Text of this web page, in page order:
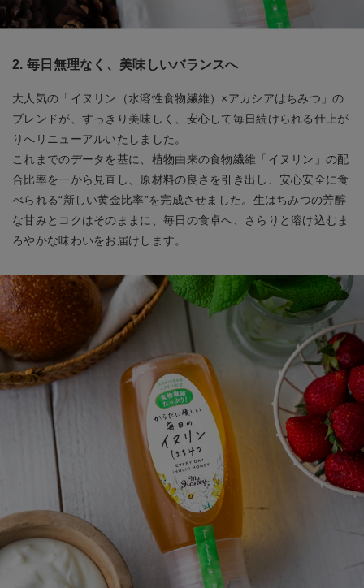
2. 毎日無理なく、美味しいバランスへ
大人気の「イヌリン（水溶性食物繊維）×アカシアはちみつ」の
ブレンドが、すっきり美味しく、安心して毎日続けられる仕上が
りへリニューアルいたしました。
これまでのデータを基に、植物由来の食物繊維「イヌリン」の配
合比率を一から見直し、原材料の良さを引き出し、安心安全に食
べられる“新しい黄金比率”を完成させました。生はちみつの芳醇
な甘みとコクはそのままに、毎日の食卓へ、さらりと溶け込むま
ろやかな味わいをお届けします。